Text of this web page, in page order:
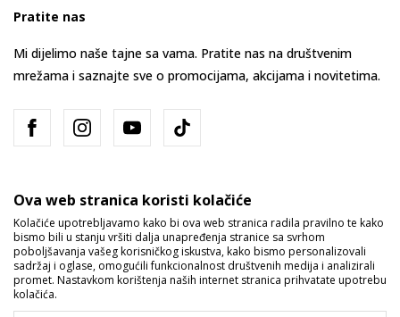
Pratite nas
Mi dijelimo naše tajne sa vama. Pratite nas na društvenim
mrežama i saznajte sve o promocijama, akcijama i novitetima.
Bosna i Hercegovina Promijenite
Ova web stranica koristi kolačiće
Kolačiće upotrebljavamo kako bi ova web stranica radila pravilno te kako
bismo bili u stanju vršiti dalja unapređenja stranice sa svrhom
poboljšavanja vašeg korisničkog iskustva, kako bismo personalizovali
sadržaj i oglase, omogućili funkcionalnost društvenih medija i analizirali
promet. Nastavkom korištenja naših internet stranica prihvatate upotrebu
kolačića.